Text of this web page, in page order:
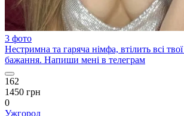
3 фото
Нестримна та гаряча німфа, втілить всі
бажання. Напиши мені в телеграм
162
1450 грн
0
Ужгород